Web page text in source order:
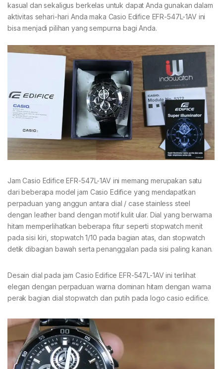
kasual dan sekaligus berkelas untuk dapat Anda gunakan dalam
aktivitas sehari-hari Anda maka Casio Edifice EFR-547L-1AV ini
bisa menjadi pilihan yang sempurna bagi Anda.
Jam Casio Edifice EFR-547L-1AV ini memang merupakan satu
dari beberapa model jam Casio Edifice yang mendapatkan
perpaduan yang anggun antara dial / case stainless steel
dengan leather band dengan motif kulit ular. Dial yang berwarna
hitam memperlihatkan beberapa fitur seperti stopwatch menit
pada sisi kiri, stopwatch 1/10 pada bagian atas, dan stopwatch
detik dibagian bawah serta penanggalan pada sisi paling kanan.
Desain dial pada jam Casio Edifice EFR-547L-1AV ini terlihat
elegan dengan perpaduan warna dominan hitam dengan warna
perak bagian dial stopwatch dan putih pada logo casio edifice.